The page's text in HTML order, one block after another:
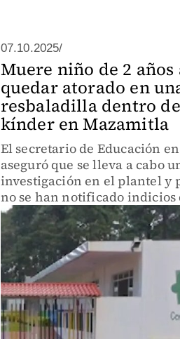
07.10.2025/
Muere niño de 2 años
quedar atorado en
resbaladilla dentro
kínder en Mazamitla
El secretario de Educación
aseguró que se lleva a cabo
investigación en el plantel y
no se han notificado indicios
haya tratado de alguna